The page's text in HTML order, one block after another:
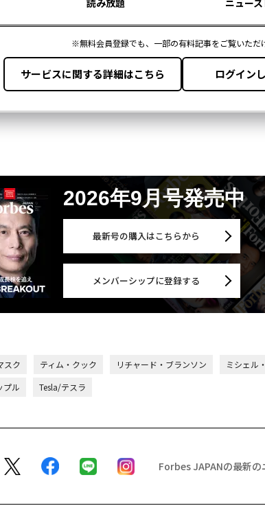
2026年9月号発売中
最新号の購入はこちらから
メンバーシップに登録する
スク ティム・クック リチャード・ブランソン ミシェル
プル
Tesla/テスラ
Forbes JAPANの最新